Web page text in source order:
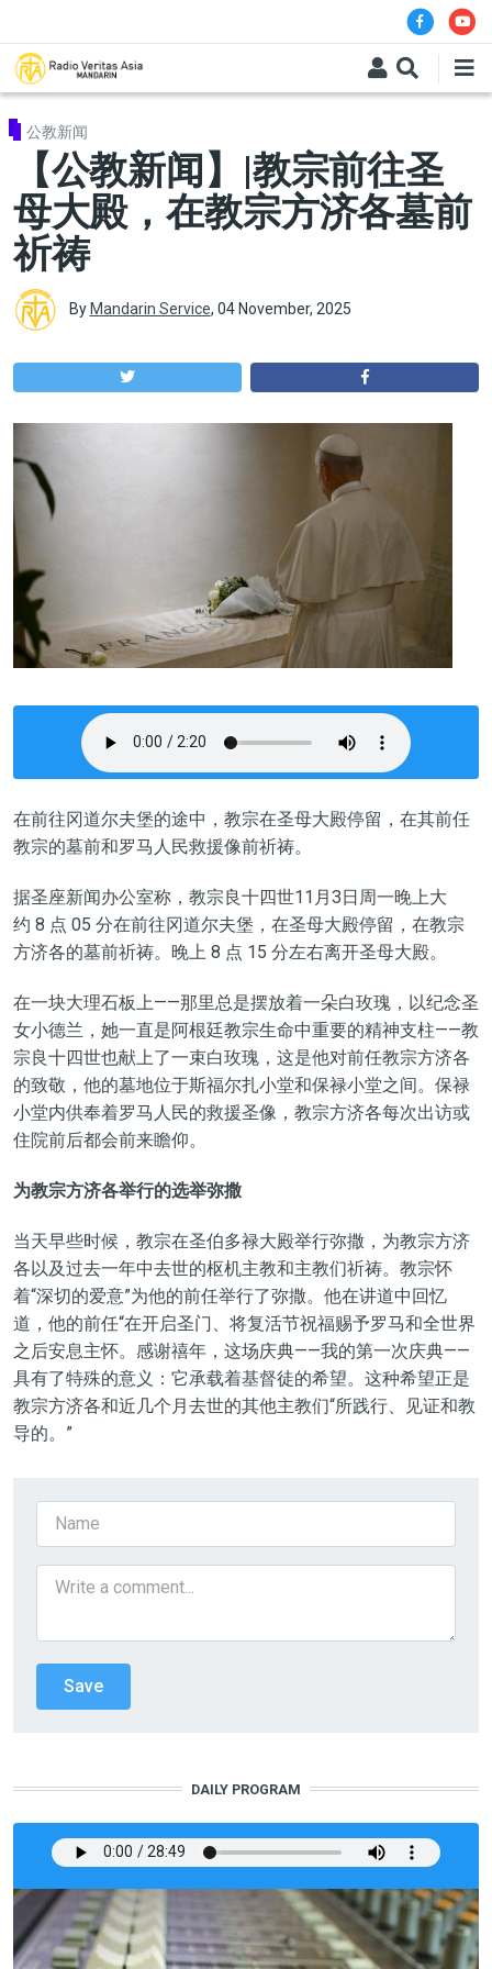
公教新闻
【公教新闻】|教宗前往圣
母大殿，在教宗方济各墓前
祈祷
By Mandarin Service, 04 November, 2025
在前往冈道尔夫堡的途中，教宗在圣母大殿停留，在其前任
教宗的墓前和罗马人民救援像前祈祷。
据圣座新闻办公室称，教宗良十四世11月3日周一晚上大
约 8 点 05 分在前往冈道尔夫堡，在圣母大殿停留，在教宗
方济各的墓前祈祷。晚上 8 点 15 分左右离开圣母大殿。
在一块大理石板上——那里总是摆放着一朵白玫瑰，以纪念圣
女小德兰，她一直是阿根廷教宗生命中重要的精神支柱——教
宗良十四世也献上了一束白玫瑰，这是他对前任教宗方济各
的致敬，他的墓地位于斯福尔扎小堂和保禄小堂之间。保禄
小堂内供奉着罗马人民的救援圣像，教宗方济各每次出访或
住院前后都会前来瞻仰。
为教宗方济各举行的选举弥撒
当天早些时候，教宗在圣伯多禄大殿举行弥撒，为教宗方济
各以及过去一年中去世的枢机主教和主教们祈祷。教宗怀
着“深切的爱意”为他的前任举行了弥撒。他在讲道中回忆
道，他的前任“在开启圣门、将复活节祝福赐予罗马和全世界
之后安息主怀。感谢禧年，这场庆典——我的第一次庆典——
具有了特殊的意义：它承载着基督徒的希望。这种希望正是
教宗方济各和近几个月去世的其他主教们“所践行、见证和教
导的。”
DAILY PROGRAM